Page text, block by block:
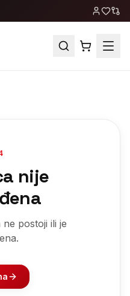
nije
postoji ili je